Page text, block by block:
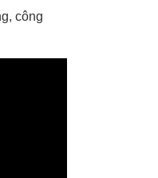
công